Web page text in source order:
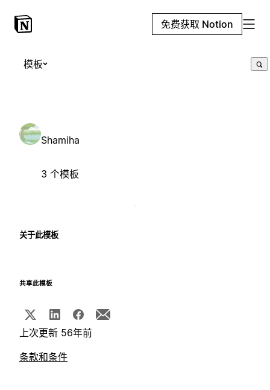
免费获取 Notion
模板
Shamiha
3 个模板
关于此模板
共享此模板
上次更新 56年前
条款和条件